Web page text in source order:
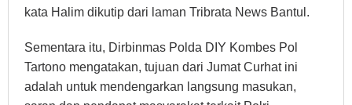
kata Halim dikutip dari laman Tribrata News Bantul.
Sementara itu, Dirbinmas Polda DIY Kombes Pol
Tartono mengatakan, tujuan dari Jumat Curhat ini
adalah untuk mendengarkan langsung masukan,